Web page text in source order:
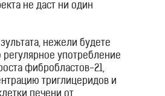
не даст ни один
нежели будете
употребление
фибробластов-21,
триглицеридов и